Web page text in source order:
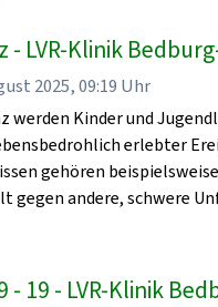
LVR-Klinik
2025, 09:19 Uhr
werden Kinder und
erlebter
gehören
gegen andere, schwere
- 19 - LVR-Klinik